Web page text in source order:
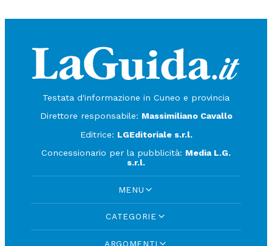
Testata d'informazione in Cuneo e provincia
Direttore responsabile: Massimiliano Cavallo
Editrice: LGEditoriale s.r.l.
Concessionario per la pubblicità: Media L.G.
s.r.l.
MENU
CATEGORIE
ARGOMENTI